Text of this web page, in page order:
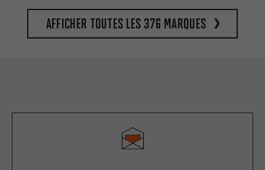
Afficher toutes les 376 marques